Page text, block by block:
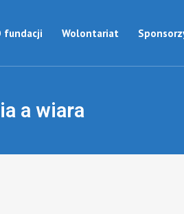
fundacji Wolontariat
a wiara